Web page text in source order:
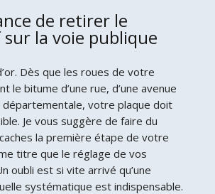
de retirer le
la voie publique
Dès que les roues de votre
le bitume d’une rue, d’une avenue
départementale, votre plaque doit
Je vous suggère de faire du
la première étape de votre
titre que le réglage de vos
oubli est si vite arrivé qu’une
systématique est indispensable.